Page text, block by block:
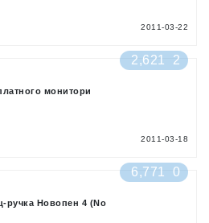
2011-03-22
2,621 2
монитори
2011-03-18
6,771 0
ручка Новопен 4 (No